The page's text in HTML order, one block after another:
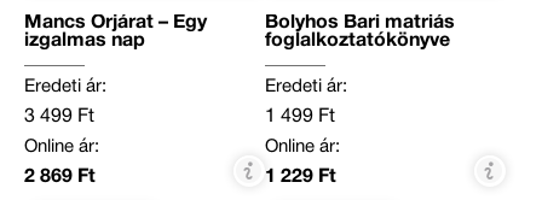
Mancs Őrjárat – Egy
izgalmas nap
Eredeti ár:
3 499 Ft
Online ár:
2 869 Ft
Bolyhos Bari matriás
foglalkoztatókönyve
Eredeti ár:
1 499 Ft
Online ár:
1 229 Ft